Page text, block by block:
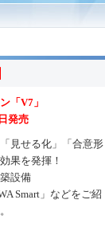
「V7」
発売
「見せる化」「合意形
果を発揮！
設備
Smart」などをご紹